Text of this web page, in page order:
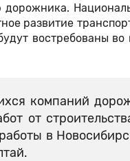
дорожника.
развитие
востребованы во
компаний
от
в